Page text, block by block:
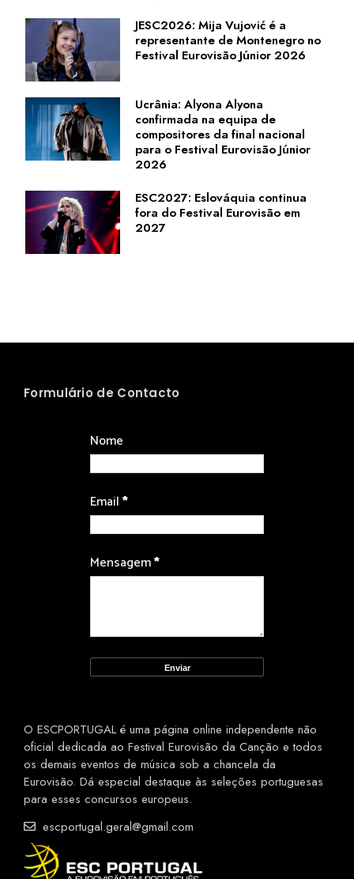
JESC2026: Mija Vujović é a
representante de Montenegro no
Festival Eurovisão Júnior 2026
Ucrânia: Alyona Alyona
confirmada na equipa de
compositores da final nacional
para o Festival Eurovisão Júnior
2026
ESC2027: Eslováquia continua
fora do Festival Eurovisão em
2027
Formulário de Contacto
Nome
Email*
Mensagem*
O ESCPORTUGAL é uma página online independente não
oficial dedicada ao Festival Eurovisão da Canção e todos
os demais eventos de música sob a chancela da
Eurovisão. Dá especial destaque às seleções portuguesas
para esses concursos europeus.
escportugal.geral@gmail.com